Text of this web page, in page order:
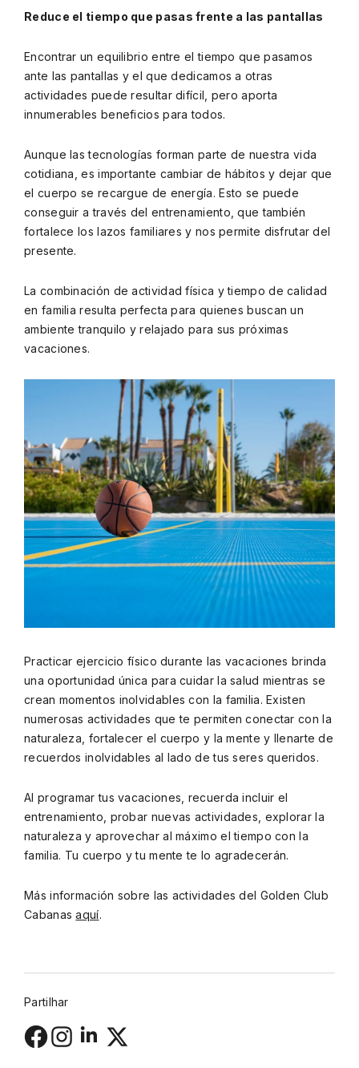
Reduce el tiempo que pasas frente a las pantallas
Encontrar un equilibrio entre el tiempo que pasamos
ante las pantallas y el que dedicamos a otras
actividades puede resultar difícil, pero aporta
innumerables beneficios para todos.
Aunque las tecnologías forman parte de nuestra vida
cotidiana, es importante cambiar de hábitos y dejar que
el cuerpo se recargue de energía. Esto se puede
conseguir a través del entrenamiento, que también
fortalece los lazos familiares y nos permite disfrutar del
presente.
La combinación de actividad física y tiempo de calidad
en familia resulta perfecta para quienes buscan un
ambiente tranquilo y relajado para sus próximas
vacaciones.
Practicar ejercicio físico durante las vacaciones brinda
una oportunidad única para cuidar la salud mientras se
crean momentos inolvidables con la familia. Existen
numerosas actividades que te permiten conectar con la
naturaleza, fortalecer el cuerpo y la mente y llenarte de
recuerdos inolvidables al lado de tus seres queridos.
Al programar tus vacaciones, recuerda incluir el
entrenamiento, probar nuevas actividades, explorar la
naturaleza y aprovechar al máximo el tiempo con la
familia. Tu cuerpo y tu mente te lo agradecerán.
Más información sobre las actividades del Golden Club
Cabanasaquí.
Partilhar